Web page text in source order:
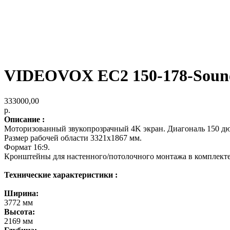
VIDEOVOX EC2 150-178-
333000,00
р.
Описание :
Моторизованный звукопрозрачный 4K экран. Диагональ 150
Размер рабочей области 3321х1867 мм.
Формат 16:9.
Кронштейны для настенного/потолочного монтажа в
Технические характеристики :
Ширина:
3772 мм
Высота:
2169 мм